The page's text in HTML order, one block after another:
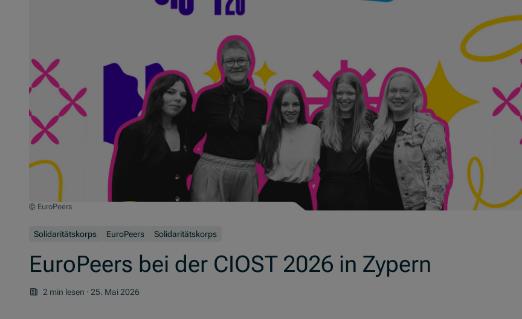
© EuroPeers
Solidaritätskorps EuroPeers Solidaritätskorps
EuroPeers bei der CIOST 2026 in Zypern
2 min lesen · 25. Mai 2026